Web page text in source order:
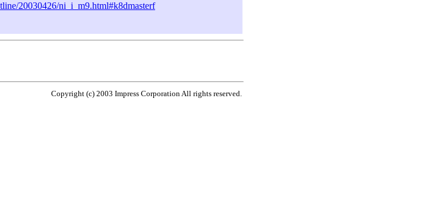
20030426/ni_i_m9.html#k8dmasterf
Copyright (c) 2003 Impress Corporation All rights reserved.